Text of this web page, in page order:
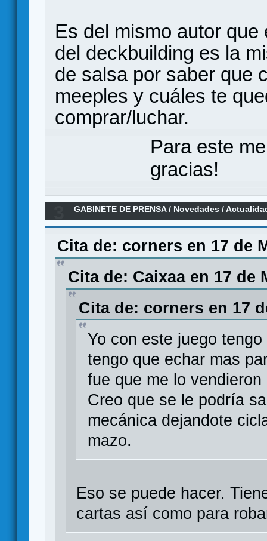
Es del mismo autor
del deckbuilding es la
de salsa por saber que
meeples y cuáles te
comprar/luchar.
Para este
gracias!
GABINETE DE PRENSA/ Novedades /
Cita de: corners en 17 de
Cita de: Caixaa en 17 de
Cita de: corners en 17
Yo con este juego
tengo que echar mas
fue que me lo
Creo que se le podría
mecánica dejandote
mazo.
Eso se puede hacer.
cartas así como para